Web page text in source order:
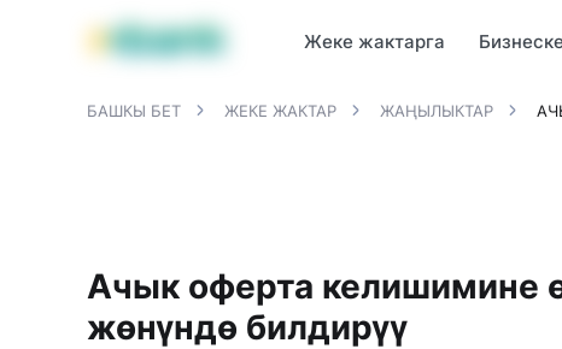
MBANK өнүмдөрү MJunior
Жеке жактарга Бизнеске
БАШКЫ БЕТ ЖЕКЕ ЖАКТАР ЖАҢЫЛЫКТАР
Ачык оферта келишимине
жөнүндө билдирүү